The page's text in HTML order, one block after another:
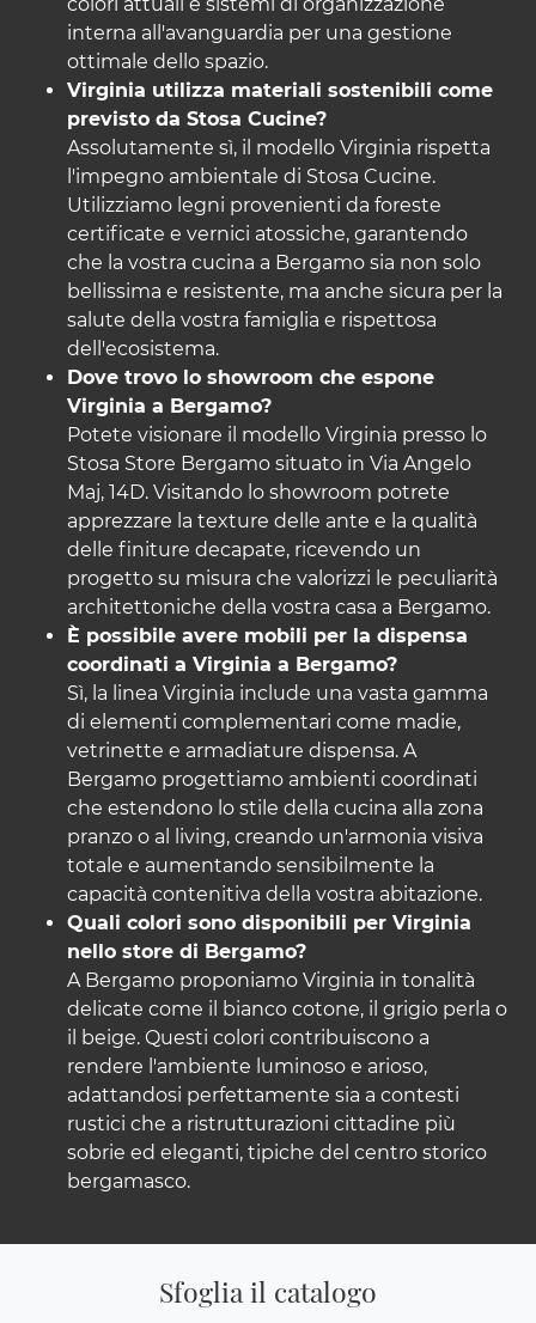
interna all'avanguardia per una gestione
ottimale dello spazio.
Virginia utilizza materiali sostenibili come
previsto da Stosa Cucine?
Assolutamente sì, il modello Virginia rispetta
l'impegno ambientale di Stosa Cucine.
Utilizziamo legni provenienti da foreste
certificate e vernici atossiche, garantendo
che la vostra cucina a Bergamo sia non solo
bellissima e resistente, ma anche sicura per la
salute della vostra famiglia e rispettosa
dell'ecosistema.
Dove trovo lo showroom che espone
Virginia a Bergamo?
Potete visionare il modello Virginia presso lo
Stosa Store Bergamo situato in Via Angelo
Maj, 14D. Visitando lo showroom potrete
apprezzare la texture delle ante e la qualità
delle finiture decapate, ricevendo un
progetto su misura che valorizzi le peculiarità
architettoniche della vostra casa a Bergamo.
È possibile avere mobili per la dispensa
coordinati a Virginia a Bergamo?
Sì, la linea Virginia include una vasta gamma
di elementi complementari come madie,
vetrinette e armadiature dispensa. A
Bergamo progettiamo ambienti coordinati
che estendono lo stile della cucina alla zona
pranzo o al living, creando un'armonia visiva
totale e aumentando sensibilmente la
capacità contenitiva della vostra abitazione.
Quali colori sono disponibili per Virginia
nello store di Bergamo?
A Bergamo proponiamo Virginia in tonalità
delicate come il bianco cotone, il grigio perla o
il beige. Questi colori contribuiscono a
rendere l'ambiente luminoso e arioso,
adattandosi perfettamente sia a contesti
rustici che a ristrutturazioni cittadine più
sobrie ed eleganti, tipiche del centro storico
bergamasco.
Sfoglia il catalogo